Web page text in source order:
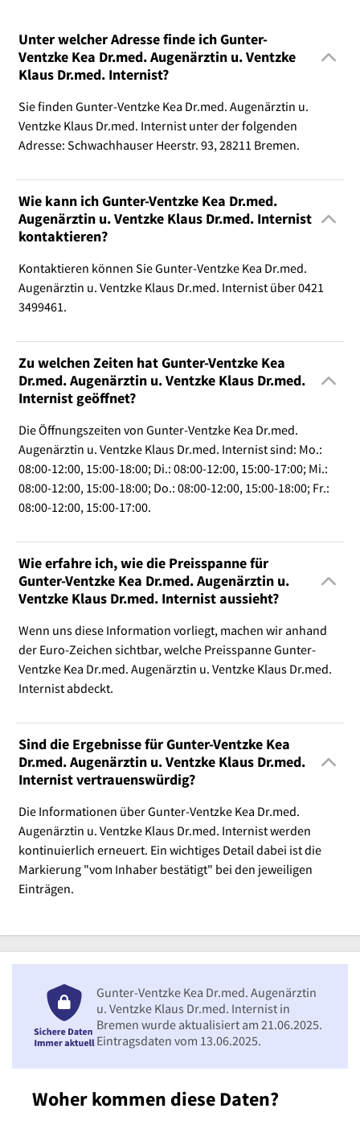
Unter welcher Adresse finde ich Gunter-
Ventzke Kea Dr.med. Augenärztin u. Ventzke
Klaus Dr.med. Internist?
Sie finden Gunter-Ventzke Kea Dr.med. Augenärztin u.
Ventzke Klaus Dr.med. Internist unter der folgenden
Adresse: Schwachhauser Heerstr. 93, 28211 Bremen.
Wie kann ich Gunter-Ventzke Kea Dr.med.
Augenärztin u. Ventzke Klaus Dr.med. Internist
kontaktieren?
Kontaktieren können Sie Gunter-Ventzke Kea Dr.med.
Augenärztin u. Ventzke Klaus Dr.med. Internist über 0421
3499461.
Zu welchen Zeiten hat Gunter-Ventzke Kea
Dr.med. Augenärztin u. Ventzke Klaus Dr.med.
Internist geöffnet?
Die Öffnungszeiten von Gunter-Ventzke Kea Dr.med.
Augenärztin u. Ventzke Klaus Dr.med. Internist sind: Mo.:
08:00-12:00, 15:00-18:00; Di.: 08:00-12:00, 15:00-17:00; Mi.:
08:00-12:00, 15:00-18:00; Do.: 08:00-12:00, 15:00-18:00; Fr.:
08:00-12:00, 15:00-17:00.
Wie erfahre ich, wie die Preisspanne für
Gunter-Ventzke Kea Dr.med. Augenärztin u.
Ventzke Klaus Dr.med. Internist aussieht?
Wenn uns diese Information vorliegt, machen wir anhand
der Euro-Zeichen sichtbar, welche Preisspanne Gunter-
Ventzke Kea Dr.med. Augenärztin u. Ventzke Klaus Dr.med.
Internist abdeckt.
Sind die Ergebnisse für Gunter-Ventzke Kea
Dr.med. Augenärztin u. Ventzke Klaus Dr.med.
Internist vertrauenswürdig?
Die Informationen über Gunter-Ventzke Kea Dr.med.
Augenärztin u. Ventzke Klaus Dr.med. Internist werden
kontinuierlich erneuert. Ein wichtiges Detail dabei ist die
Markierung "vom Inhaber bestätigt" bei den jeweiligen
Einträgen.
Woher kommen diese Daten?
Gunter-Ventzke Kea Dr.med. Augenärztin
u. Ventzke Klaus Dr.med. Internist in
Bremen wurde aktualisiert am 21.06.2025.
Eintragsdaten vom 13.06.2025.